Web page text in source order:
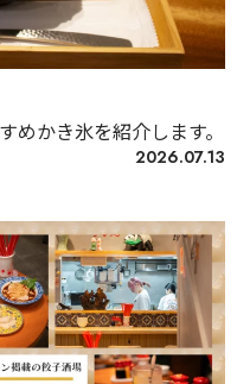
めかき氷を紹介します。
2026.07.13